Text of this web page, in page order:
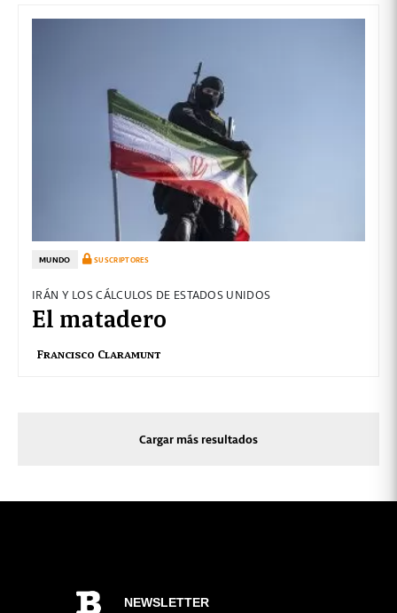
MUNDO SUSCRIPTORES
IRÁN Y LOS CÁLCULOS DE ESTADOS UNIDOS
El matadero
Francisco Claramunt
Cargar más resultados